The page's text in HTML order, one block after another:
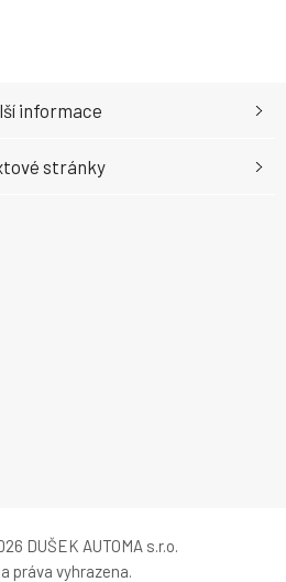
informace
stránky
DUŠEK AUTOMA s.r.o.
práva vyhrazena.